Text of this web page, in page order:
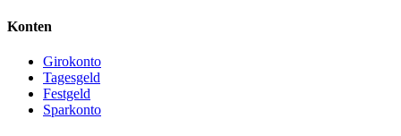
Konten
Girokonto
Tagesgeld
Festgeld
Sparkonto